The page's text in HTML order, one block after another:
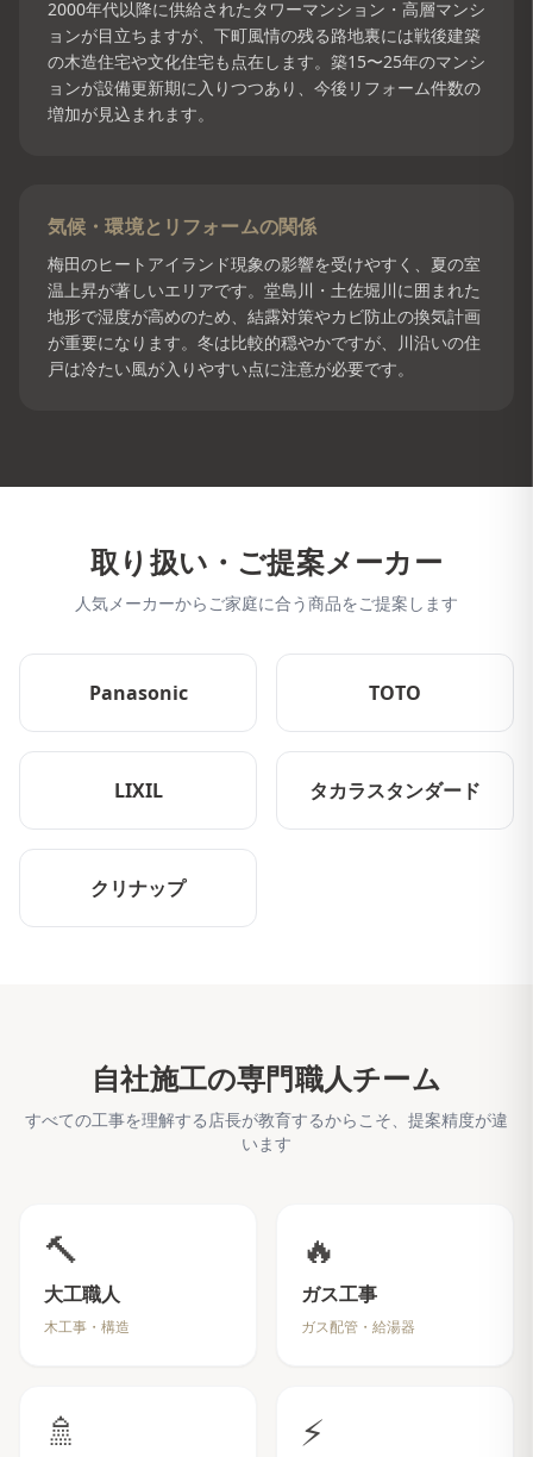
2000年代以降に供給されたタワーマンション・高層マンシ
ョンが目立ちますが、下町風情の残る路地裏には戦後建築
の木造住宅や文化住宅も点在します。築15〜25年のマンシ
ョンが設備更新期に入りつつあり、今後リフォーム件数の
増加が見込まれます。
気候・環境とリフォームの関係
梅田のヒートアイランド現象の影響を受けやすく、夏の室
温上昇が著しいエリアです。堂島川・土佐堀川に囲まれた
地形で湿度が高めのため、結露対策やカビ防止の換気計画
が重要になります。冬は比較的穏やかですが、川沿いの住
戸は冷たい風が入りやすい点に注意が必要です。
取り扱い・ご提案メーカー
人気メーカーからご家庭に合う商品をご提案します
Panasonic TOTO
LIXIL タカラスタンダード
クリナップ
自社施工の専門職人チーム
すべての工事を理解する店長が教育するからこそ、提案精度が違
います
🔨
大工職人
木工事・構造
🔥
ガス工事
ガス配管・給湯器
🚿 ⚡